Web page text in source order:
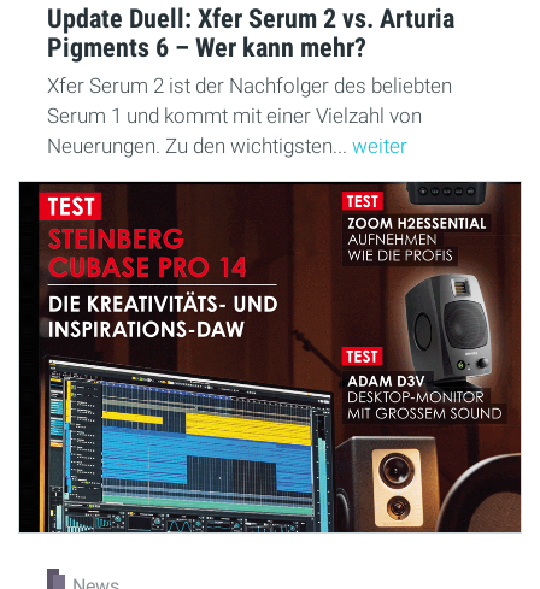
Update Duell: Xfer Serum 2 vs. Arturia
Pigments 6 – Wer kann mehr?
Xfer Serum 2 ist der Nachfolger des beliebten
Serum 1 und kommt mit einer Vielzahl von
Neuerungen. Zu den wichtigsten... weiter